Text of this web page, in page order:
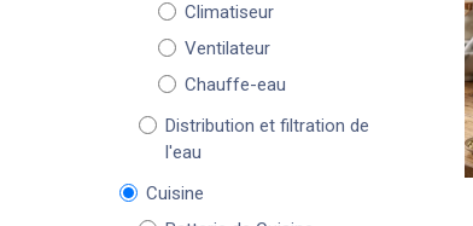
Climatiseur
Ventilateur
Chauffe-eau
Distribution et filtration de
l'eau
Cuisine